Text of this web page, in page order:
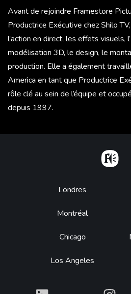
Avant de rejoindre Framestore
Productrice Exécutive chez Shilo
l’action en direct, les effets visuels,
modélisation 3D, le design, le
production. Elle a également
America en tant que Productrice
rôle clé au sein de l’équipe et
depuis 1997.
Footer
Londres
Montréal
Chicago
Los Angeles
What What